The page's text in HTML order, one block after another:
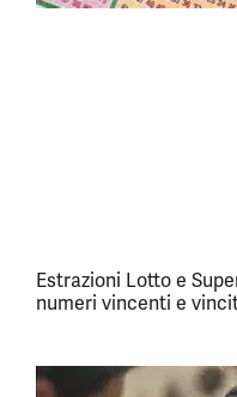
Estrazioni Lotto e
numeri vincenti e